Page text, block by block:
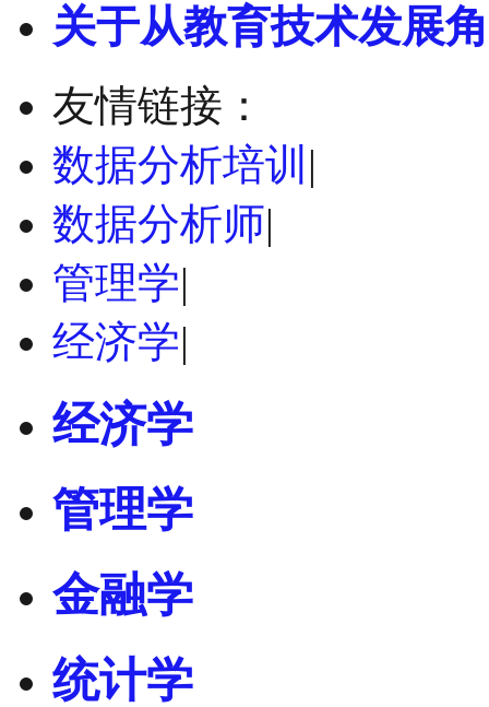
关于从教育技术发展
友情链接：
数据分析培训 |
数据分析师|
管理学|
经济学|
经济学
管理学
金融学
统计学